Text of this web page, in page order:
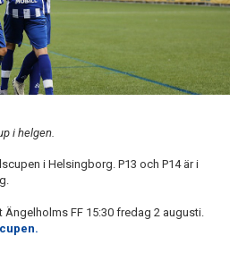
i helgen.
i Helsingborg. P13 och P14 är i
FF 15:30 fredag 2 augusti.